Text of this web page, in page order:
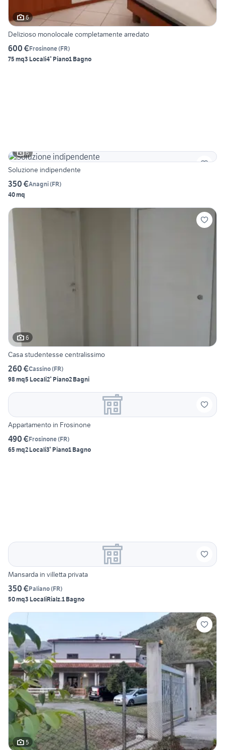
6
Delizioso monolocale completamente arredato
600 €Frosinone(FR)
75 mq3 Locali4° Piano1 Bagno
6
Soluzione indipendente
350 €Anagni(FR)
40 mq
6
Casa studentesse centralissimo
260 €Cassino(FR)
98 mq5 Locali2° Piano2 Bagni
Appartamento in Frosinone
490 €Frosinone(FR)
65 mq2 Locali3° Piano1 Bagno
Mansarda in villetta privata
350 €Paliano(FR)
50 mq3 LocaliRialz.1 Bagno
5